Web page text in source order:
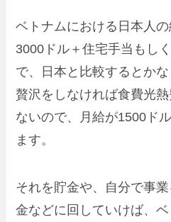
ベトナムにおける日本人
3000ドル＋住宅手当もし
で、日本と比較するとかな
贅沢をしなければ食費光
ないので、月給が1500ド
ます。
それを貯金や、自分で事
金などに回していけば、ベ